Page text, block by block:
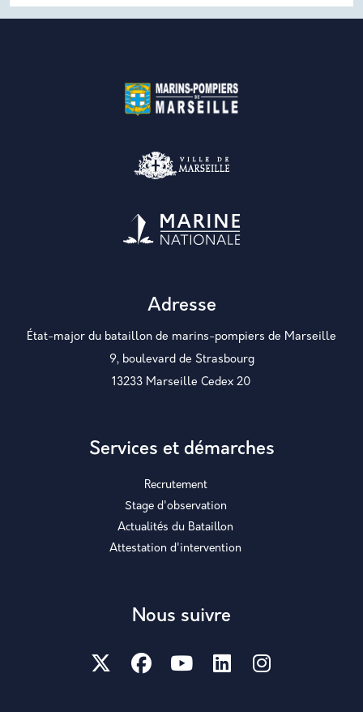
Adresse
État-major du bataillon de marins-pompiers de Marseille
9, boulevard de Strasbourg
13233 Marseille Cedex 20
Services et démarches
Recrutement
Stage d'observation
Actualités du Bataillon
Attestation d'intervention
Nous suivre